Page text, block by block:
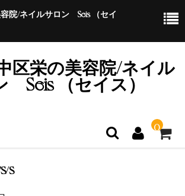
院/ネイルサロン Seis （セイ
区栄の美容院/ネイル
Seis （セイス）
0
S